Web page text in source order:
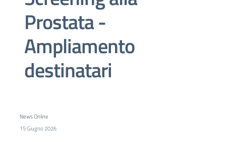
Prostata -
Ampliamento
destinatari
News Online
15 Giugno 2026